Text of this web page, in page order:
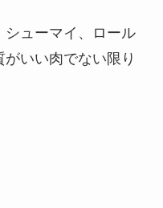
ューマイ、ロール
いい肉でない限り